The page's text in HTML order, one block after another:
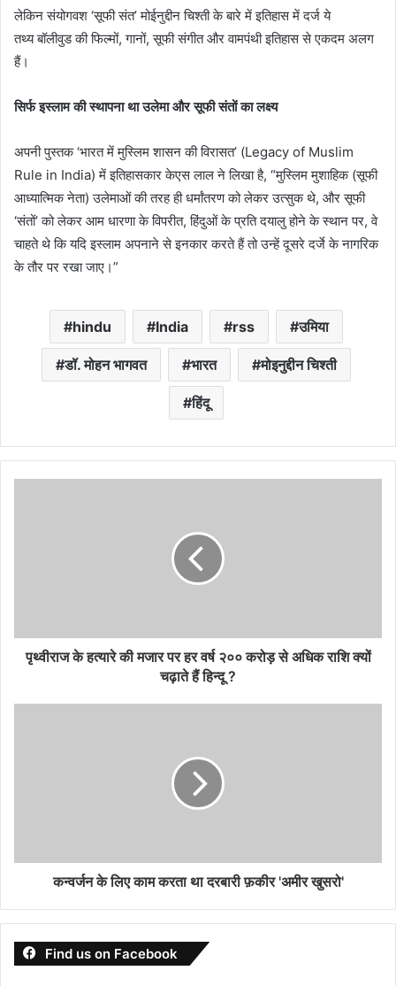
लेकिन संयोगवश ‘सूफी संत’ मोईनुद्दीन चिश्ती के बारे में इतिहास में दर्ज ये
तथ्य बॉलीवुड की फिल्मों, गानों, सूफी संगीत और वामपंथी इतिहास से एकदम अलग
हैं।
सिर्फ इस्लाम की स्थापना था उलेमा और सूफी संतों का लक्ष्य
अपनी पुस्तक ‘भारत में मुस्लिम शासन की विरासत’ (Legacy of Muslim
Rule in India) में इतिहासकार केएस लाल ने लिखा है, “मुस्लिम मुशाहिक (सूफी
आध्यात्मिक नेता) उलेमाओं की तरह ही धर्मांतरण को लेकर उत्सुक थे, और सूफी
‘संतों’ को लेकर आम धारणा के विपरीत, हिंदुओं के प्रति दयालु होने के स्थान पर, वे
चाहते थे कि यदि इस्लाम अपनाने से इनकार करते हैं तो उन्हें दूसरे दर्जे के नागरिक
के तौर पर रखा जाए।”
hindu India rss उमिया
डॉ. मोहन भागवत भारत मोइनुद्दीन चिश्ती
हिंदू
पृथ्वीराज के हत्यारे की मजार पर हर वर्ष २०० करोड़ से अधिक राशि क्यों
चढ़ाते हैं हिन्दू ?
कन्वर्जन के लिए काम करता था दरबारी फ़कीर 'अमीर खुसरो'
Find us on Facebook